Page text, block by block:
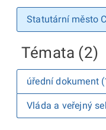
Statutární město
Témata (2)
úřední dokument
Vláda a veřejný